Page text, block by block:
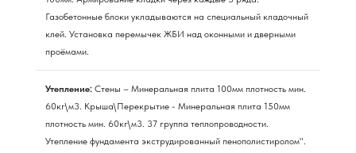
Газобетонные блоки укладываются на специальный кладочный
клей. Установка перемычек ЖБИ над оконными и дверными
проёмами.
Утепление: Стены – Минеральная плита 100мм плотность мин.
60кг\м3. Крыша\Перекрытие - Минеральная плита 150мм
плотность мин. 60кг\м3. 37 группа теплопроводности.
Утепление фундамента экструдированный пенополистиролом".